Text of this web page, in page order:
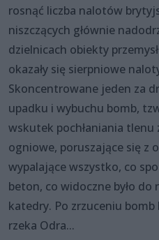
rosnąć liczba nalotów
niszczących głównie
dzielnicach obiekty
okazały się sierpniowe
Skoncentrowane jeden za
upadku i wybuchu bomb,
wskutek pochłaniania tlenu
ogniowe, poruszające się z
wypalające wszystko, co
beton, co widoczne było
katedry. Po zrzuceniu bomb
rzeka Odra...